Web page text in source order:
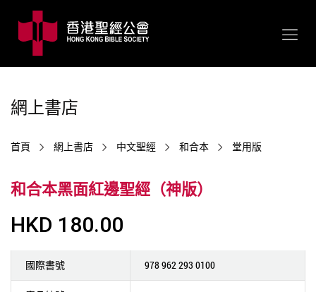
網上書店
首頁 網上書店 中文聖經 和合本 堂用版
和合本黑面紅邊聖經（神版）
HKD 180.00
國際書號 978 962 293 0100